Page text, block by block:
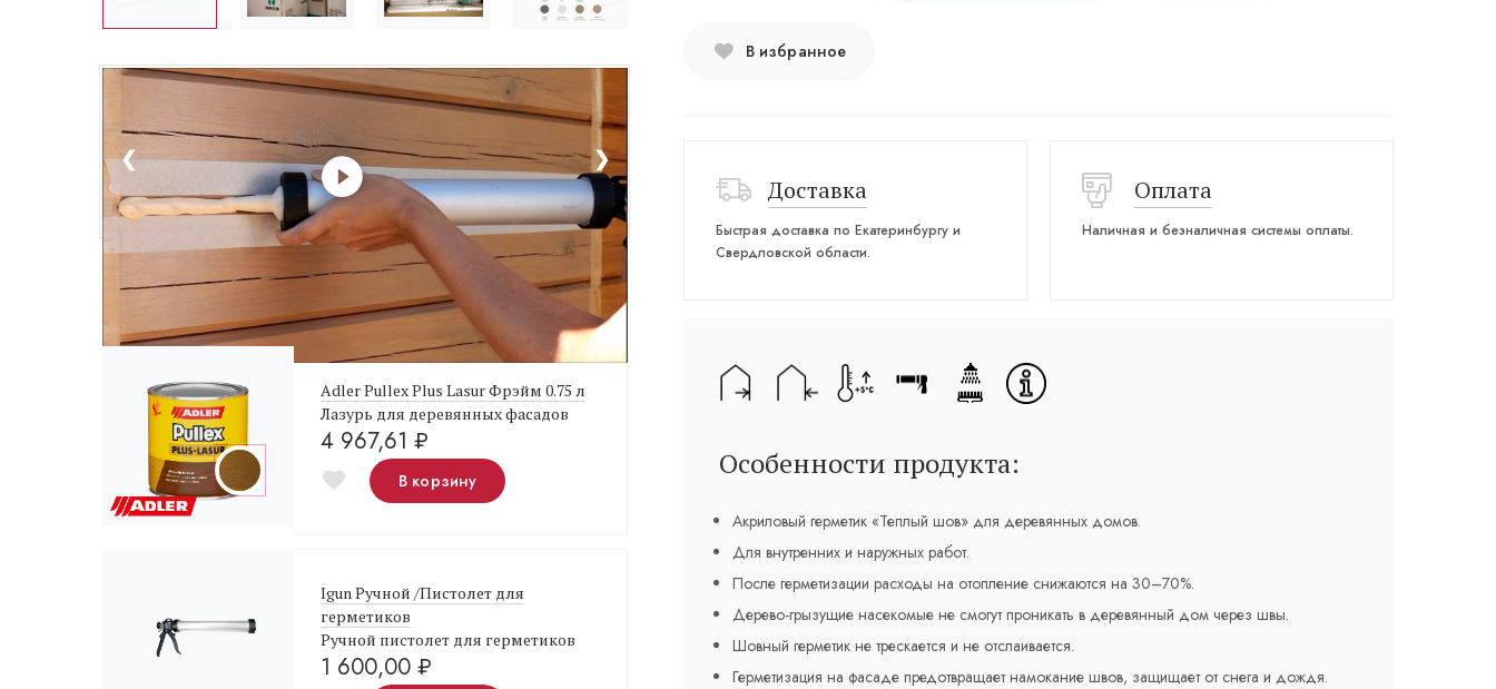
❮ ❯
Не забудьте купить
Adler Pullex Plus Lasur Фрэйм 0.75 л
Лазурь для деревянных фасадов
4 967,61 ₽
В корзину
Igun Ручной /Пистолет для
герметиков
Ручной пистолет для герметиков
1 600,00 ₽
В избранное
Доставка
Быстрая доставка по Екатеринбургу и
Свердловской области.
Оплата
Наличная и безналичная системы оплаты.
Особенности продукта:
Акриловый герметик «Теплый шов» для деревянных домов.
Для внутренних и наружных работ.
После герметизации расходы на отопление снижаются на 30–70%.
Дерево-грызущие насекомые не смогут проникать в деревянный дом через швы.
Шовный герметик не трескается и не отслаивается.
Герметизация на фасаде предотвращает намокание швов, защищает от снега и дождя.